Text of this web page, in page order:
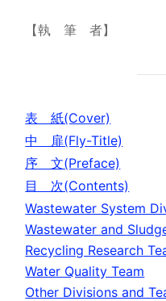
【執 筆 者】
表 紙(Cover)
中 扉(Fly-Title)
序 文(Preface)
目 次(Contents)
Wastewater System
Wastewater and
Recycling Research
Water Quality Team
Other Divisions and